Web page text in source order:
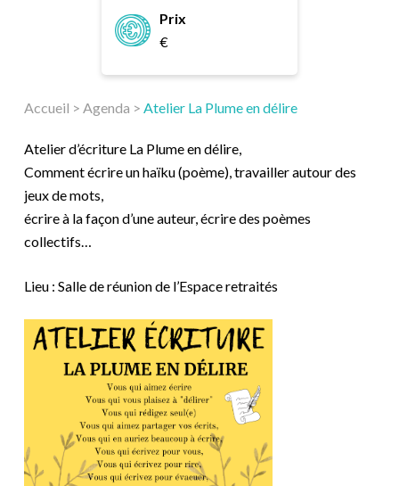
Prix
€
Accueil > Agenda > Atelier La Plume en délire
Atelier d’écriture La Plume en délire,
Comment écrire un haïku (poème), travailler autour des
jeux de mots,
écrire à la façon d’une auteur, écrire des poèmes
collectifs…
Lieu : Salle de réunion de l’Espace retraités